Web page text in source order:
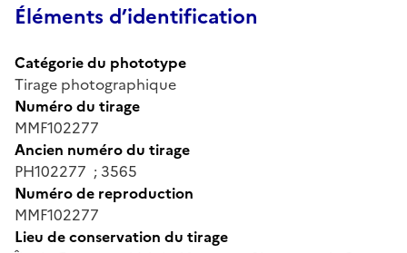
Éléments d’identification
Catégorie du phototype
Tirage photographique
Numéro du tirage
MMF102277
Ancien numéro du tirage
PH102277 ; 3565
Numéro de reproduction
MMF102277
Lieu de conservation du tirage